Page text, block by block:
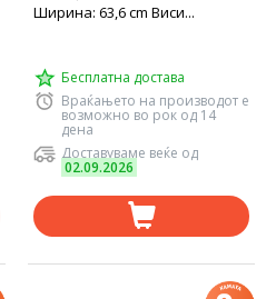
Ширина: 63,6 cm Виси...
Бесплатна достава
Враќањето на производот е
возможно во рок од 14
дена
Доставуваме веќе од
02.09.2026